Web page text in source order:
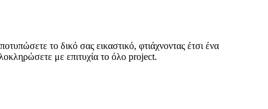
το δικό σας εικαστικό, φτιάχνοντας έτσι ένα
με επιτυχία το όλο project.